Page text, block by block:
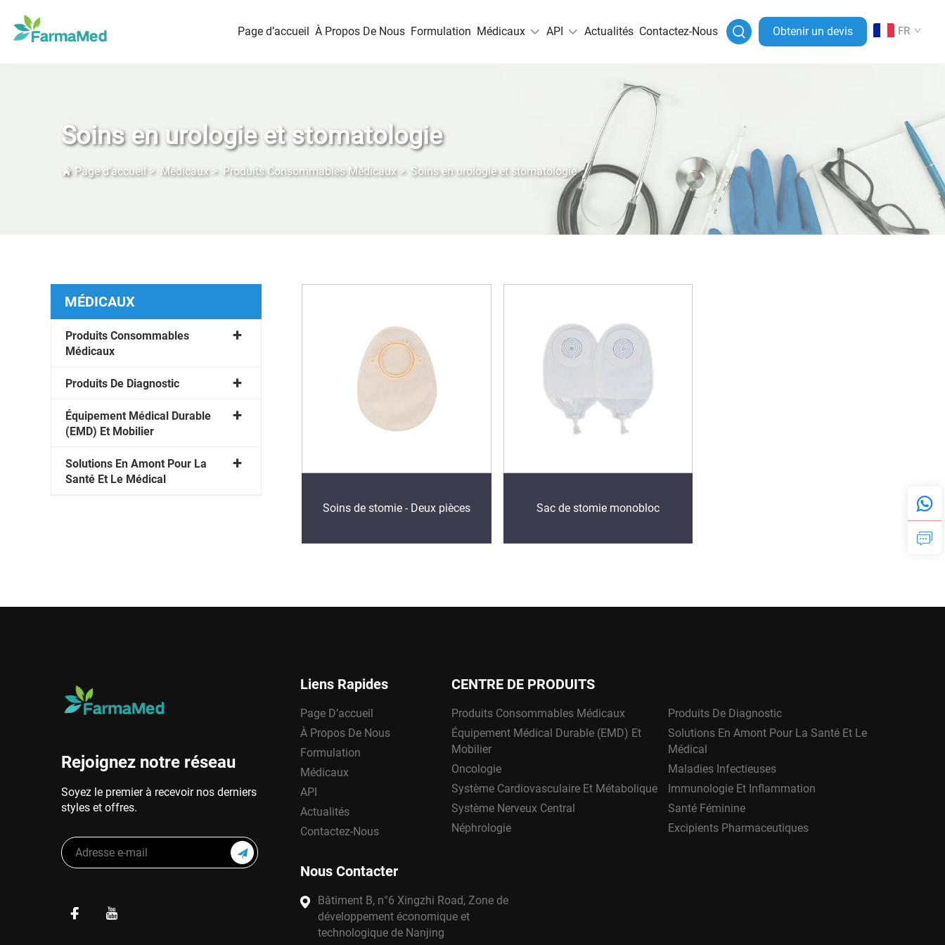
Page d’accueil À Propos De Nous Formulation Médicaux API Actualités Contactez-Nous Obtenir un devis FR
Soins en urologie et stomatologie
Page d’accueil> Médicaux> Produits Consommables Médicaux> Soins en urologie et stomatologie
MÉDICAUX
Produits Consommables
Médicaux
Produits De Diagnostic
Équipement Médical Durable
(EMD) Et Mobilier
Solutions En Amont Pour La
Santé Et Le Médical
Soins de stomie - Deux pièces Sac de stomie monobloc
Rejoignez notre réseau
Soyez le premier à recevoir nos derniers
styles et offres.
Liens Rapides
Page D’accueil
À Propos De Nous
Formulation
Médicaux
API
Actualités
Contactez-Nous
CENTRE DE PRODUITS
Produits Consommables Médicaux
Produits De Diagnostic
Équipement Médical Durable (EMD) Et
Mobilier
Solutions En Amont Pour La Santé Et Le
Médical
Oncologie
Maladies Infectieuses
Système Cardiovasculaire Et Métabolique
Immunologie Et Inflammation
Système Nerveux Central
Santé Féminine
Néphrologie
Excipients Pharmaceutiques
Nous Contacter
Bâtiment B, n°6 Xingzhi Road, Zone de
développement économique et
technologique de Nanjing